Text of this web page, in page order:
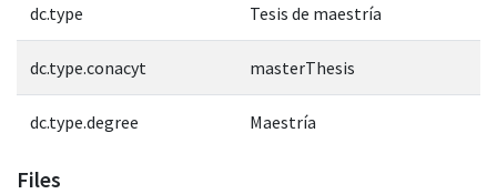
dc.type Tesis de maestría
dc.type.conacyt masterThesis
dc.type.degree Maestría
Files